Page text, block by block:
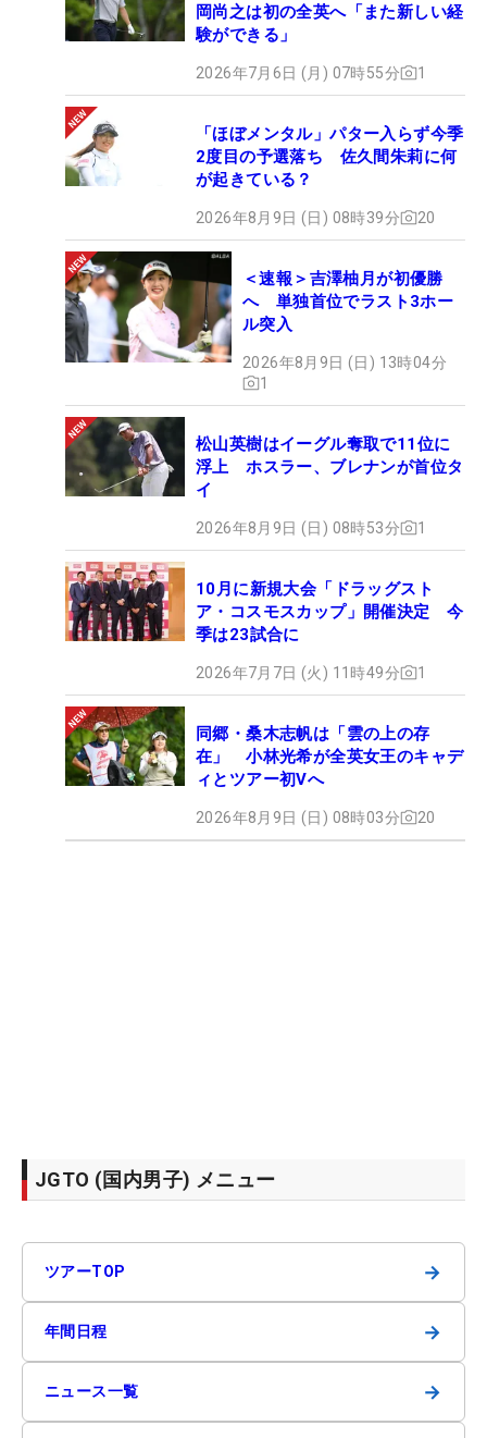
岡尚之は初の全英へ「また新しい経
験ができる」
2026年7月6日 (月) 07時55分 1
「ほぼメンタル」パター入らず今季
2度目の予選落ち 佐久間朱莉に何
が起きている？
2026年8月9日 (日) 08時39分 20
＜速報＞吉澤柚月が初優勝
へ 単独首位でラスト3ホー
ル突入
2026年8月9日 (日) 13時04分
1
松山英樹はイーグル奪取で11位に
浮上 ホスラー、ブレナンが首位タ
イ
2026年8月9日 (日) 08時53分 1
10月に新規大会「ドラッグスト
ア・コスモスカップ」開催決定 今
季は23試合に
2026年7月7日 (火) 11時49分 1
同郷・桑木志帆は「雲の上の存
在」 小林光希が全英女王のキャデ
ィとツアー初Vへ
2026年8月9日 (日) 08時03分 20
JGTO (国内男子) メニュー
ツアーTOP →
年間日程 →
ニュース一覧 →